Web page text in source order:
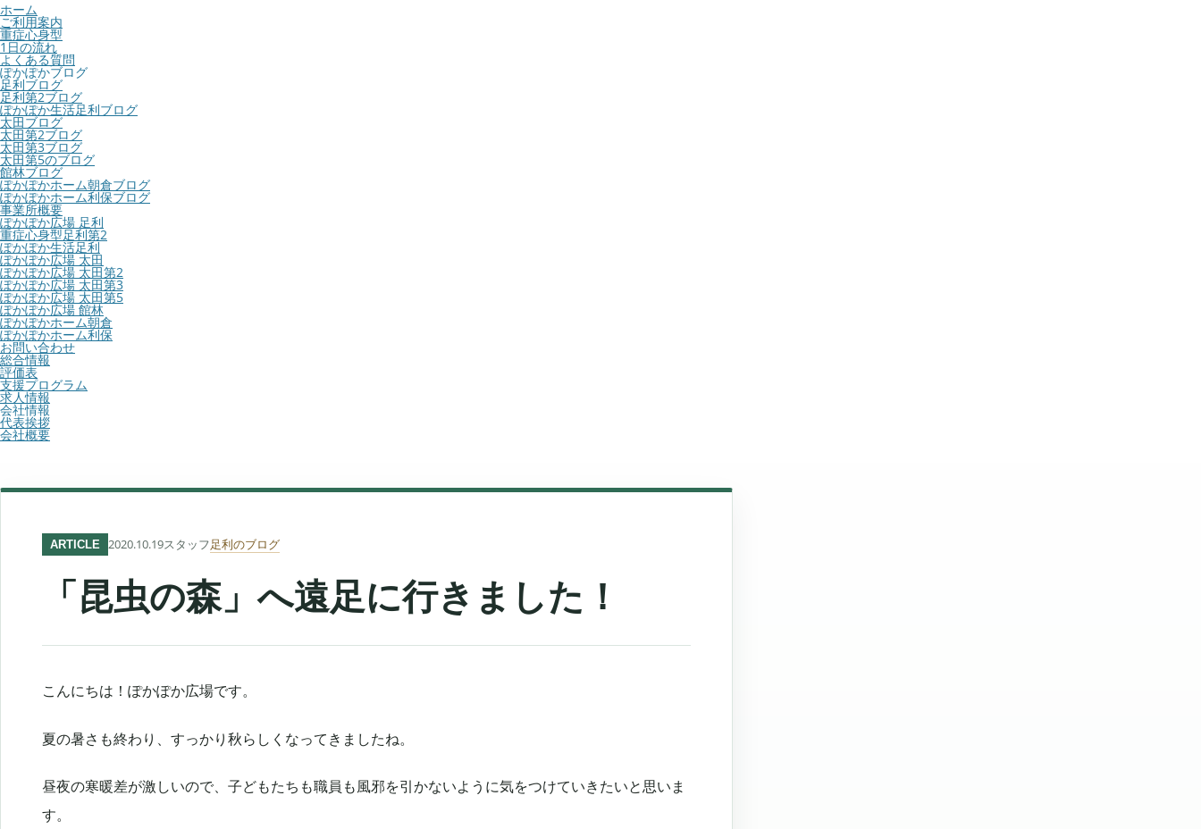
ホーム
ご利用案内
重症心身型
1日の流れ
よくある質問
ぽかぽかブログ
足利ブログ
足利第2ブログ
ぽかぽか生活足利ブログ
太田ブログ
太田第2ブログ
太田第3ブログ
太田第5のブログ
館林ブログ
ぽかぽかホーム朝倉ブログ
ぽかぽかホーム利保ブログ
事業所概要
ぽかぽか広場 足利
重症心身型足利第2
ぽかぽか生活足利
ぽかぽか広場 太田
ぽかぽか広場 太田第2
ぽかぽか広場 太田第3
ぽかぽか広場 太田第5
ぽかぽか広場 館林
ぽかぽかホーム朝倉
ぽかぽかホーム利保
お問い合わせ
総合情報
評価表
支援プログラム
求人情報
会社情報
代表挨拶
会社概要
ARTICLE 2020.10.19スタッフ足利のブログ
「昆虫の森」へ遠足に行きました！
こんにちは！ぽかぽか広場です。
夏の暑さも終わり、すっかり秋らしくなってきましたね。
昼夜の寒暖差が激しいので、子どもたちも職員も風邪を引かないように気をつけていきたいと思いま
す。